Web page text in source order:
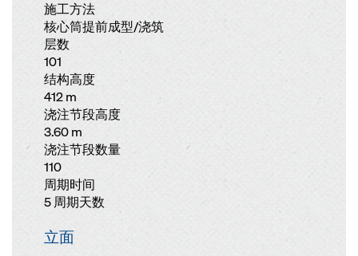
施工方法
核心筒提前成型/浇筑
层数
101
结构高度
412 m
浇注节段高度
3.60 m
浇注节段数量
110
周期时间
5 周期天数
立面